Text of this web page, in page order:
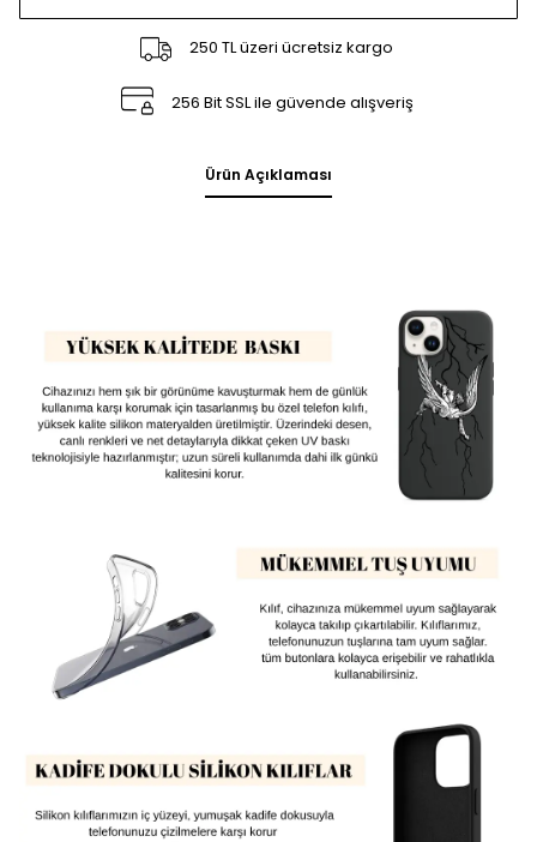
250 TL üzeri ücretsiz kargo
256 Bit SSL ile güvende alışveriş
Ürün Açıklaması